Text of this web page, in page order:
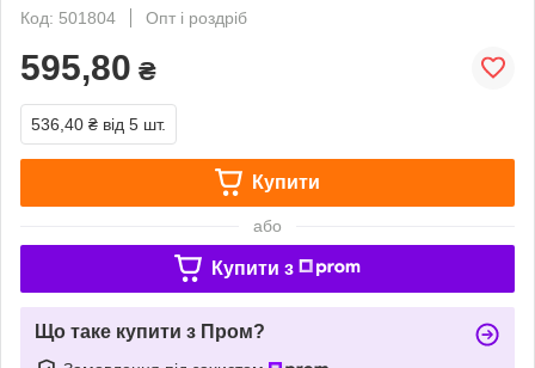
Код: 501804
Опт і роздріб
595,80 ₴
536,40 ₴ від 5 шт.
Купити
або
Купити з
Що таке купити з Пром?